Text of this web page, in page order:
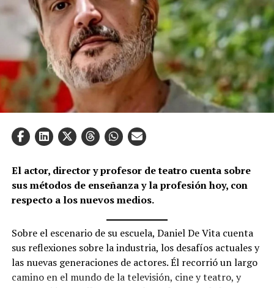
El actor, director y profesor de teatro cuenta sobre
sus métodos de enseñanza y la profesión hoy, con
respecto a los nuevos medios.
Sobre el escenario de su escuela, Daniel De Vita cuenta
sus reflexiones sobre la industria, los desafíos actuales y
las nuevas generaciones de actores. Él recorrió un largo
camino en el mundo de la televisión, cine y teatro, y